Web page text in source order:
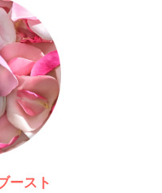
ースト